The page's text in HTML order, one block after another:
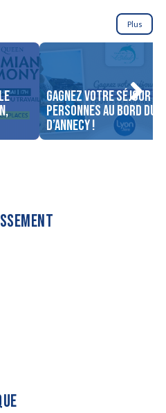
Plus
Gagnez votre séjour
personnes au bord du
d’Annecy !